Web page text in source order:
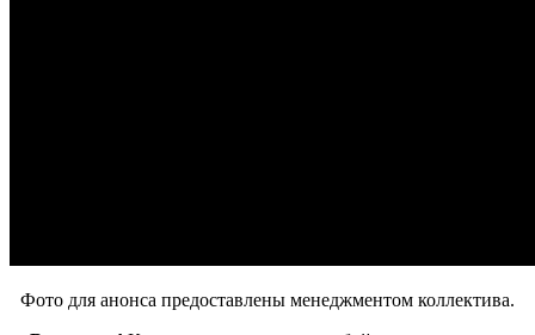
Фото для анонса предоставлены менеджментом коллектива.